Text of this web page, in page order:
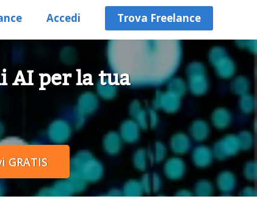
Accedi Trova Freelance
AI per la tua